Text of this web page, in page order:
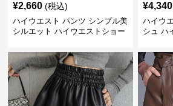
¥2,660 (税込)
ハイウエスト パンツ シンプル美
シルエット ハイウエストショー
¥4,340
ハイウ
シュ ハ